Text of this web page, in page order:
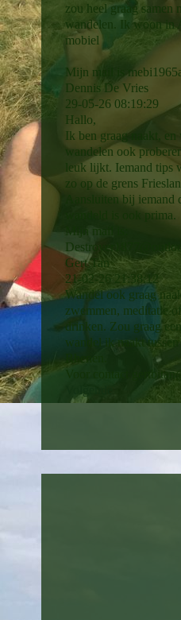
zou heel graag samen
wandelen. Ik woon in
mobiel
Mijn mail is
Dennis De Vries
29-05-26 08:19:29
Hallo,
Ik ben graag naakt,
wandelen ook
leuk lijkt. Iemand tips
zo op de grens
Aansluiten bij iemand
wandeld is ook prima.
Mijn mail is:
Gert Tan
21-02-26 21:38:12
Wandel ook graag
zwemmen, meditatie
drinken. Zou graag
wandel ik naakt tussen
Rhenen.
Voor contact